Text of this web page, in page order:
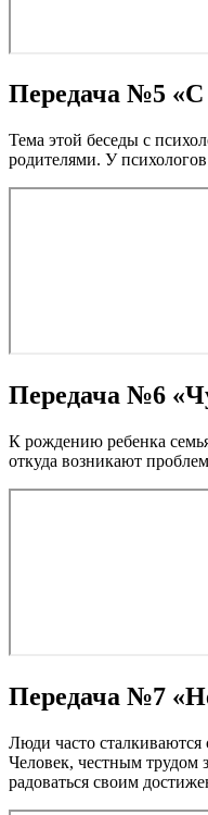
Передача №5 «С
Тема этой беседы с
родителями. У
Передача №6
К рождению ребенка
откуда возникают
Передача №7
Люди часто сталкиваются
Человек, честным трудом
радоваться своим